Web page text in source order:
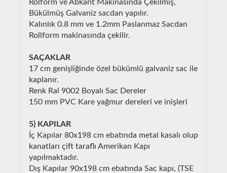
Rolform ve Abkant Makinasında Çekilmiş,
Bükülmüş Galvaniz sacdan yapılır.
Kalınlık 0.8 mm ve 1.2mm Paslanmaz Sacdan
Rollform makinasında çekilir.
SAÇAKLAR
17 cm genişliğinde özel bükümlü galvaniz sac ile
kaplanır.
Renk Ral 9002 Boyalı Sac Dereler
150 mm PVC Kare yağmur dereleri ve inişleri
5) KAPILAR
İç Kapılar 80x198 cm ebatında metal kasalı olup
kanatları çift taraflı Amerikan Kapı
yapılmaktadır.
Dış Kapılar 90x198 cm ebatında Sac kapı, (TSE